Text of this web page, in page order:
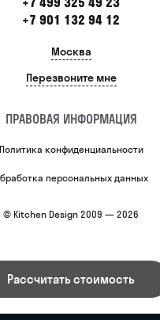
+7 901 132 94 12
Москва
Перезвоните мне
ПРАВОВАЯ ИНФОРМАЦИЯ
Политика конфиденциальности
персональных данных
© Kitchen Design 2009 — 2026
Рассчитать стоимость